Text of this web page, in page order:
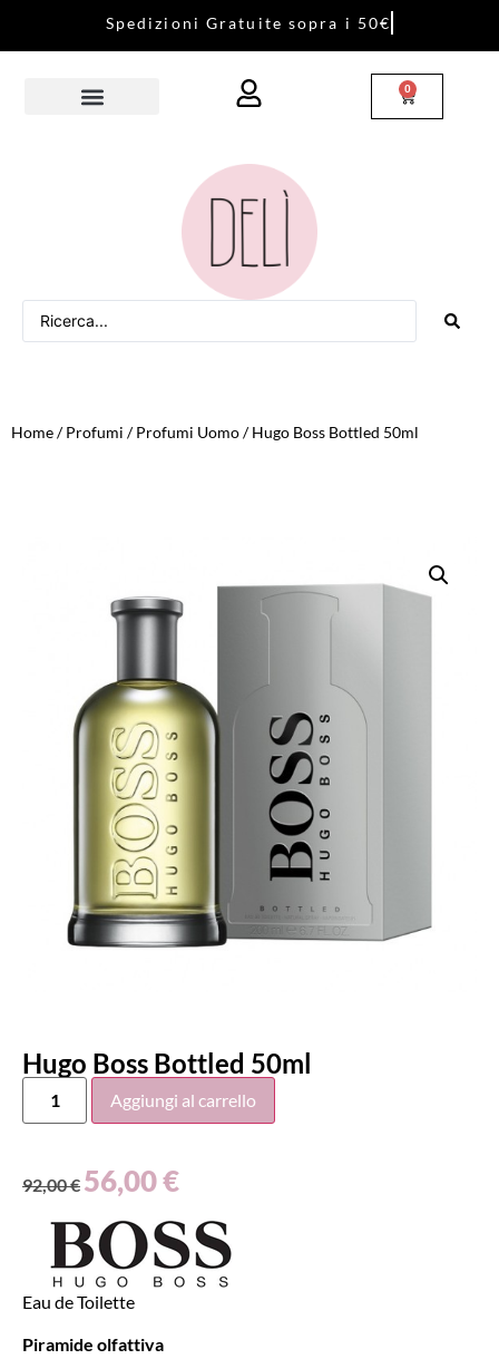
Sped izi on i Gratu ite sopra i 50€
0
Home/Profumi /Profumi Uomo/ Hugo Boss Bottled 50ml
Hugo Boss Bottled 50ml
Aggiungi al carrello
92,00€ 56,00€
Eau de Toilette
Piramide olfattiva